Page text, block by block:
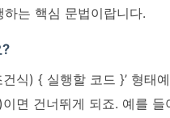
는 핵심 문법이랍니다.
식) { 실행할 코드 }’ 형태
이면 건너뛰게 되죠. 예를